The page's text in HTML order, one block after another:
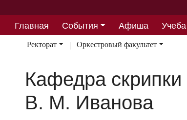
Главная События Афиша Учеба
Партнерство
Ректорат Оркестровый факультет
Кафедра
В. М. Иванова